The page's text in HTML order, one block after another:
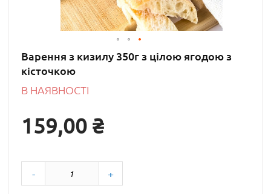
Перейти
до
початку
галереї
Варення з кизилу 350г з цілою ягодою з
кісточкою
В НАЯВНОСТІ
159,00 ₴
- +